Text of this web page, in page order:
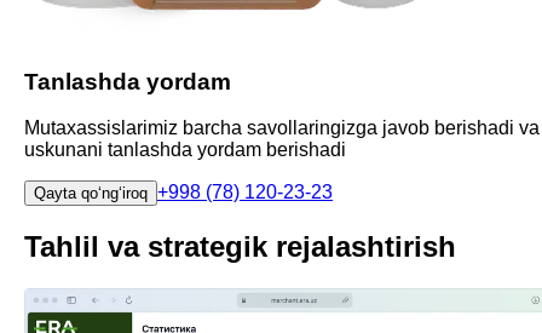
Tanlashda yordam
Mutaxassislarimiz barcha savollaringizga javob berishadi va
uskunani tanlashda yordam berishadi
Qayta qoʻngʻiroq +998 (78) 120-23-23
Tahlil va strategik rejalashtirish